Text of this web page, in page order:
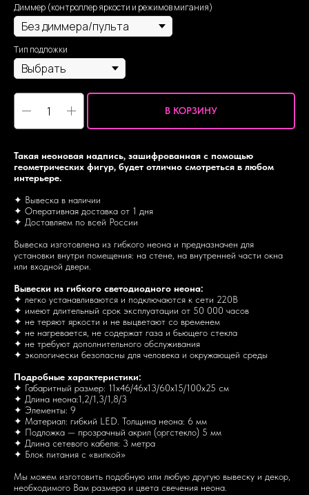
Диммер (контроллер яркости и режимов мигания)
Тип подложки
В КОРЗИНУ
Такая неоновая надпись, зашифрованная с помощью
геометрических фигур, будет отлично смотреться в любом
интерьере.
✦ Вывеска в наличии
✦ Оперативная доставка от 1 дня
✦ Доставляем по всей России
Вывеска изготовлена из гибкого неона и предназначен для
установки внутри помещения: на стене, на внутренней части окна
или входной двери.
Вывески из гибкого светодиодного неона:
✦ легко устанавливаются и подключаются к сети 220В
✦ имеют длительный срок эксплуатации от 50 000 часов
✦ не теряют яркости и не выцветают со временем
✦ не нагревается, не содержат газа и бьющего стекла
✦ не требуют дополнительного обслуживания
✦ экологически безопасны для человека и окружающей среды
Подробные характеристики:
✦ Габаритный размер: 11х46/46х13/60х15/100х25 см
✦ Длина неона:1,2/1,3/1,8/3
✦ Элементы: 9
✦ Материал: гибкий LED. Толщина неона: 6 мм
✦ Подложка — прозрачный акрил (оргстекло) 5 мм
✦ Длина сетевого кабеля: 3 метра
✦ Блок питания с «вилкой»
Мы можем изготовить подобную или любую другую вывеску и декор,
необходимого Вам размера и цвета свечения неона.